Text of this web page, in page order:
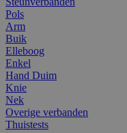
Pols
Arm
Buik
Elleboog
Enkel
Hand Duim
Knie
Nek
Overige verbanden
Thuistests